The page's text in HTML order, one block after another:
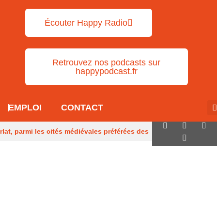
Écouter Happy Radio
Retrouvez nos podcasts sur
happypodcast.fr
EMPLOI CONTACT
parmi les cités médiévales préférées des